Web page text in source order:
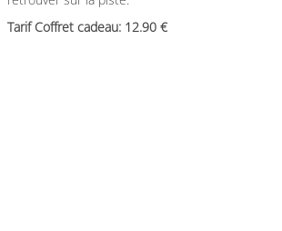
Tarif Coffret cadeau: 12.90